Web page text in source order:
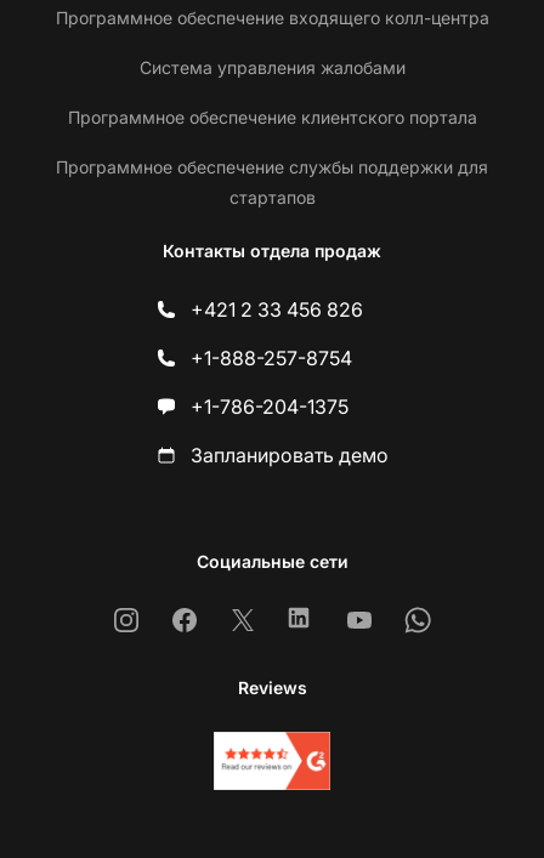
Программное обеспечение входящего колл-центра
Система управления жалобами
Программное обеспечение клиентского портала
Программное обеспечение службы поддержки для
стартапов
Контакты отдела продаж
+421 2 33 456 826
+1-888-257-8754
+1-786-204-1375
Запланировать демо
Социальные сети
InstagramFacebook
X LinkedinYoutubeWhatsapp
Reviews